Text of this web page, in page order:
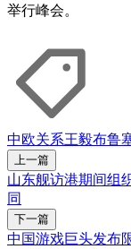
举行峰会。
中欧关系王毅布鲁
上一篇
山东舰访港期间组
同
下一篇
中国游戏巨头发布